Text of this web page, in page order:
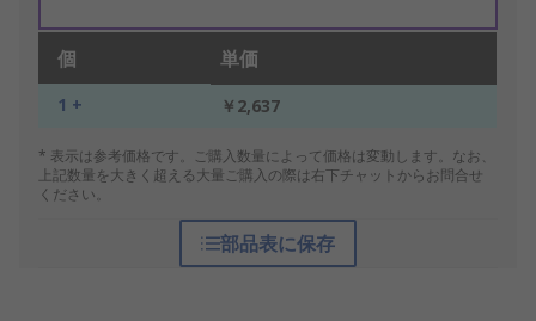
個 単価
1 + ￥2,637
* 表示は参考価格です。ご購入数量によって価格は変動します。なお、
上記数量を大きく超える大量ご購入の際は右下チャットからお問合せ
ください。
部品表に保存